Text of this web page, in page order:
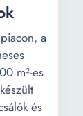
a
m²-es
és